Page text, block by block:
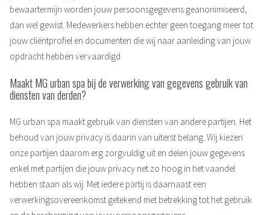
bewaartermijn worden jouw persoonsgegevens geanonimiseerd,
dan wel gewist. Medewerkers hebben echter geen toegang meer tot
jouw cliëntprofiel en documenten die wij naar aanleiding van jouw
opdracht hebben vervaardigd.
Maakt MG urban spa bij de verwerking van gegevens gebruik van
diensten van derden?
MG urban spa maakt gebruik van diensten van andere partijen. Het
behoud van jouw privacy is daarin van uiterst belang. Wij kiezen
onze partijen daarom erg zorgvuldig uit en delen jouw gegevens
enkel met partijen die jouw privacy net zo hoog in het vaandel
hebben staan als wij. Met iedere partij is daarnaast een
verwerkingsovereenkomst getekend met betrekking tot het gebruik